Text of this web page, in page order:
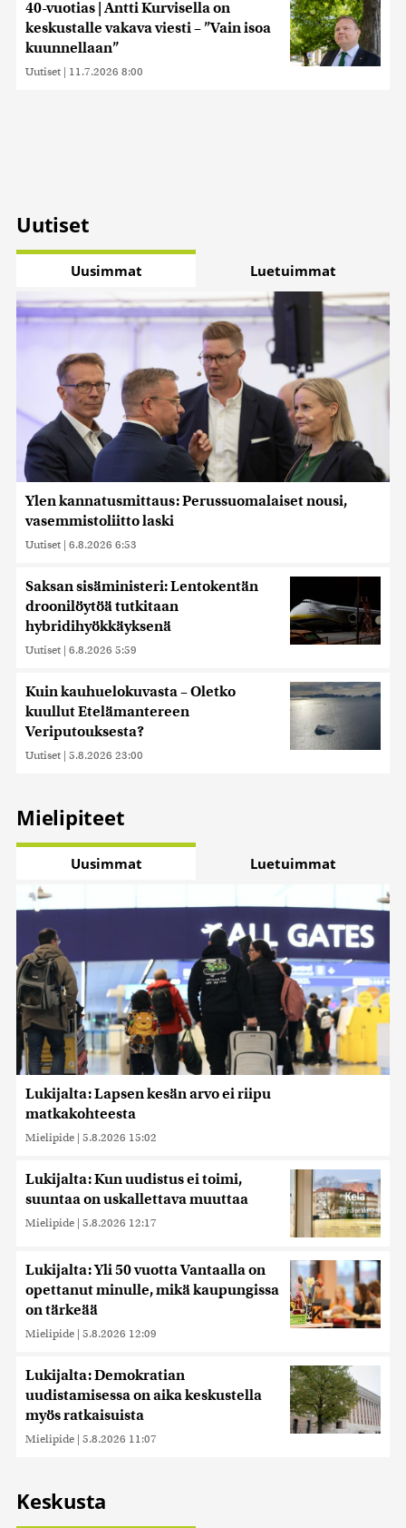
40-vuotias | Antti Kurvisella on
keskustalle vakava viesti – ”Vain isoa
kuunnellaan”
Uutiset | 11.7.2026 8:00
Uutiset
Uusimmat Luetuimmat
Ylen kannatusmittaus: Perussuomalaiset nousi,
vasemmistoliitto laski
Uutiset | 6.8.2026 6:53
Saksan sisäministeri: Lentokentän
droonilöytöä tutkitaan
hybridihyökkäyksenä
Uutiset | 6.8.2026 5:59
Kuin kauhuelokuvasta – Oletko
kuullut Etelämantereen
Veriputouksesta?
Uutiset | 5.8.2026 23:00
Mielipiteet
Uusimmat Luetuimmat
Lukijalta: Lapsen kesän arvo ei riipu
matkakohteesta
Mielipide | 5.8.2026 15:02
Lukijalta: Kun uudistus ei toimi,
suuntaa on uskallettava muuttaa
Mielipide | 5.8.2026 12:17
Lukijalta: Yli 50 vuotta Vantaalla on
opettanut minulle, mikä kaupungissa
on tärkeää
Mielipide | 5.8.2026 12:09
Lukijalta: Demokratian
uudistamisessa on aika keskustella
myös ratkaisuista
Mielipide | 5.8.2026 11:07
Keskusta